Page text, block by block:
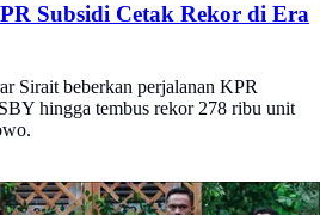
Subsidi Cetak Rekor di Era
Sirait beberkan perjalanan KPR
hingga tembus rekor 278 ribu unit